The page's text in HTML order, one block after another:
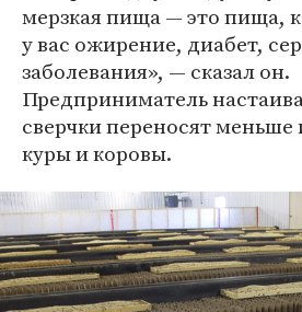
мерзкая пища — это пища,
у вас ожирение, диабет,
заболевания», — сказал он.
Предприниматель
сверчки переносят
куры и коровы.